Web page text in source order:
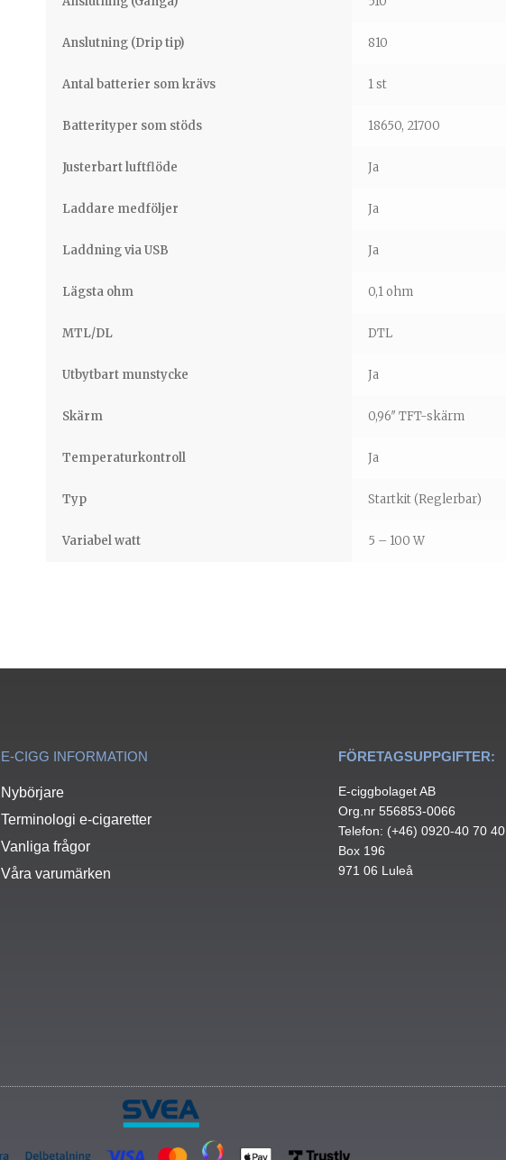
Anslutning (Drip tip) 810
Antal batterier som krävs 1 st
Batterityper som stöds 18650, 21700
Justerbart luftflöde Ja
Laddare medföljer Ja
Laddning via USB Ja
Lägsta ohm 0,1 ohm
MTL/DL DTL
Utbytbart munstycke Ja
Skärm 0,96″ TFT-skärm
Temperaturkontroll Ja
Typ Startkit (Reglerbar)
Variabel watt 5 – 100 W
E-CIGG INFORMATION
Nybörjare
Terminologi e-cigaretter
Vanliga frågor
Våra varumärken
FÖRETAGSUPPGIFTER:
E-ciggbolaget AB
Org.nr 556853-0066
Telefon: (+46) 0920-40 70 40
Box 196
971 06 Luleå